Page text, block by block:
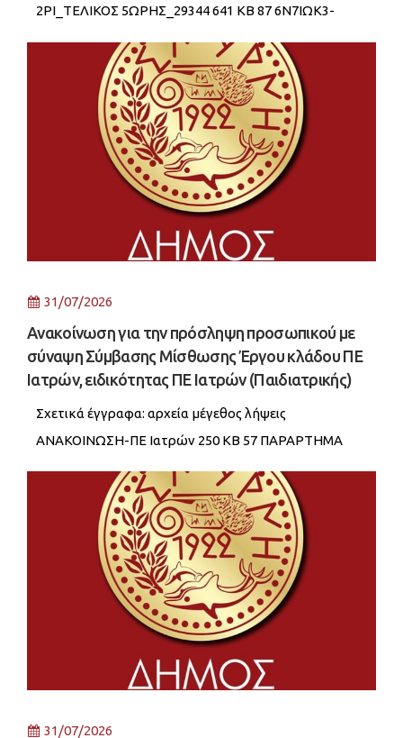
2ΡΙ_ΤΕΛΙΚΟΣ 5ΩΡΗΣ_29344 641 KB 87 6Ν7ΙΩΚ3-
31/07/2026
Ανακοίνωση για την πρόσληψη προσωπικού με
σύναψη Σύμβασης Μίσθωσης Έργου κλάδου ΠΕ
Ιατρών, ειδικότητας ΠΕ Ιατρών (Παιδιατρικής)
Σχετικά έγγραφα: αρχεία μέγεθος λήψεις
ΑΝΑΚΟΙΝΩΣΗ-ΠΕ Ιατρών 250 KB 57 ΠΑΡΑΡΤΗΜΑ
31/07/2026